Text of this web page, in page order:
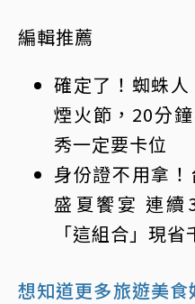
編輯推薦
確定了！蜘蛛
煙火節，20分
秀一定要卡位
身份證不用拿！
盛夏饗宴 連
「這組合」現省
想知道更多旅遊美